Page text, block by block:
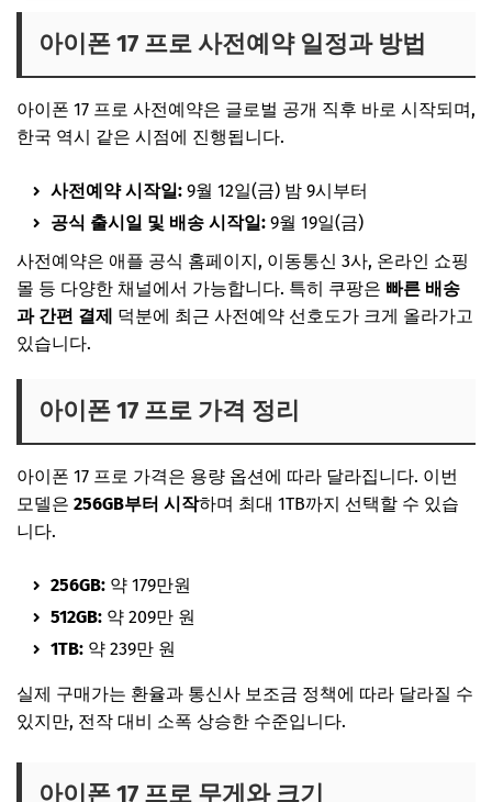
아이폰 17 프로 사전예약 일정과 방법
아이폰 17 프로 사전예약은 글로벌 공개 직후 바로 시작되며,
한국 역시 같은 시점에 진행됩니다.
사전예약 시작일: 9월 12일(금) 밤 9시부터
공식 출시일 및 배송 시작일: 9월 19일(금)
사전예약은 애플 공식 홈페이지, 이동통신 3사, 온라인 쇼핑
몰 등 다양한 채널에서 가능합니다. 특히 쿠팡은 빠른 배송
과 간편 결제 덕분에 최근 사전예약 선호도가 크게 올라가고
있습니다.
아이폰 17 프로 가격 정리
아이폰 17 프로 가격은 용량 옵션에 따라 달라집니다. 이번
모델은 256GB부터 시작하며 최대 1TB까지 선택할 수 있습
니다.
256GB: 약 179만원
512GB: 약 209만 원
1TB: 약 239만 원
실제 구매가는 환율과 통신사 보조금 정책에 따라 달라질 수
있지만, 전작 대비 소폭 상승한 수준입니다.
아이폰 17 프로 무게와 크기